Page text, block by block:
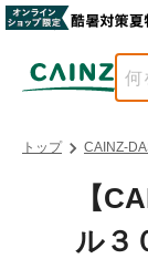
トップ CAINZ-
【
ル３